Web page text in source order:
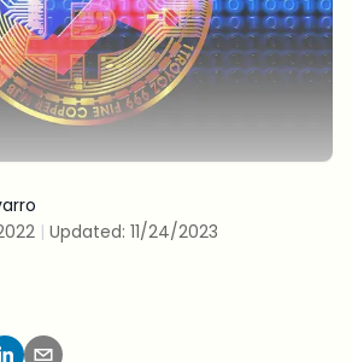
| Updated: 11/24/2023